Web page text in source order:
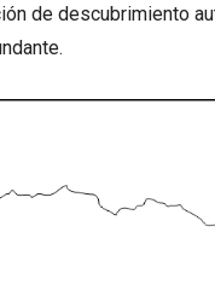
de descubrimiento